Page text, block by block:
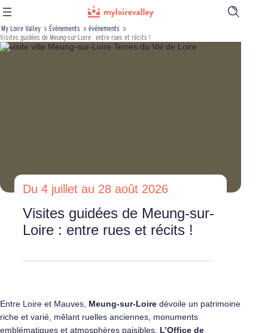
Ouvrir
de
My Loire Valley » Évènements » événements »
Visites guidées de Meung-sur-Loire : entre rues et récits !
Du 4 juillet au 28 août 2026
Visites guidées de Meung-sur-
Loire : entre rues et récits !
Entre Loire et Mauves, Meung‑sur‑Loire dévoile un patrimoine
riche et varié, mêlant ruelles anciennes, monuments
emblématiques et atmosphères paisibles. L’Office de